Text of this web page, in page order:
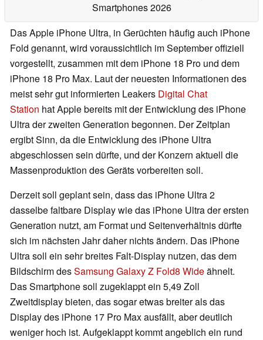
Smartphones 2026
Das Apple iPhone Ultra, in Gerüchten häufig auch iPhone
Fold genannt, wird voraussichtlich im September offiziell
vorgestellt, zusammen mit dem iPhone 18 Pro und dem
iPhone 18 Pro Max. Laut der neuesten Informationen des
meist sehr gut informierten Leakers Digital Chat
Station hat Apple bereits mit der Entwicklung des iPhone
Ultra der zweiten Generation begonnen. Der Zeitplan
ergibt Sinn, da die Entwicklung des iPhone Ultra
abgeschlossen sein dürfte, und der Konzern aktuell die
Massenproduktion des Geräts vorbereiten soll.
Derzeit soll geplant sein, dass das iPhone Ultra 2
dasselbe faltbare Display wie das iPhone Ultra der ersten
Generation nutzt, am Format und Seitenverhältnis dürfte
sich im nächsten Jahr daher nichts ändern. Das iPhone
Ultra soll ein sehr breites Falt-Display nutzen, das dem
Bildschirm desSamsung Galaxy Z Fold8 Wideähnelt.
Das Smartphone soll zugeklappt ein 5,49 Zoll
Zweitdisplay bieten, das sogar etwas breiter als das
Display des iPhone 17 Pro Max ausfällt, aber deutlich
weniger hoch ist. Aufgeklappt kommt angeblich ein rund